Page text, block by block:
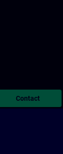
Contact